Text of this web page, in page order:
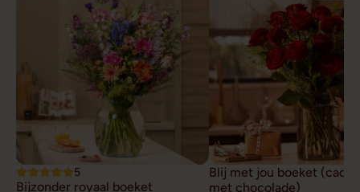
5
Bijzonder royaal boeket
Blij met jou boeket
met chocolade)